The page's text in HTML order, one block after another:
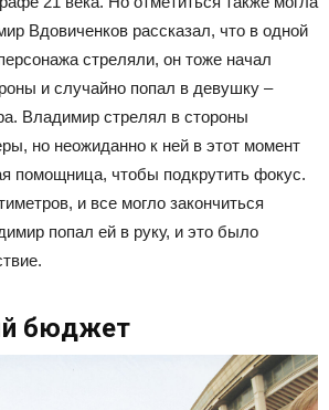
Вдовиченков рассказал, что в одной
стреляли, он тоже начал
и случайно попал в девушку –
Владимир стрелял в стороны
но неожиданно к ней в этот момент
помощница, чтобы подкрутить фокус.
и все могло закончиться
попал ей в руку, и это было
бюджет